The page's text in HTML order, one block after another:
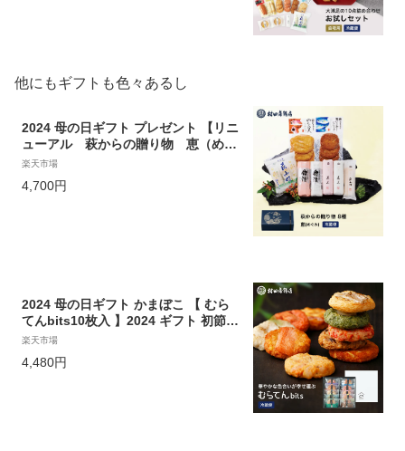
他にもギフトも色々あるし
2024 母の日ギフト プレゼント 【リニ
ューアル 萩からの贈り物 恵（めぐ
み）】 かまぼこ 送料無料 初節句 内祝
お中元 敬老の日 おつまみ 惣菜 ギフト
楽天市場
4,700円
2024 母の日ギフト かまぼこ 【 むら
てんbits10枚入 】2024 ギフト 初節句
内祝い お祝い お返し かまぼこ 母の日
ギフト 2024 さつま揚げ
楽天市場
4,480円